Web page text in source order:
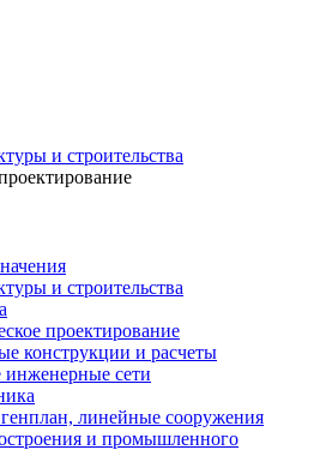
и строительства
и строительства
проектирование
конструкции и расчеты
сети
линейные сооружения
и промышленного